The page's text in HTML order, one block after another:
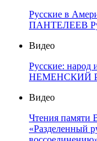
Русские в
ПАНТЕЛЕЕВ
Видео
Русские:
НЕМЕНСКИЙ
Видео
Чтения памяти
«Разделенный